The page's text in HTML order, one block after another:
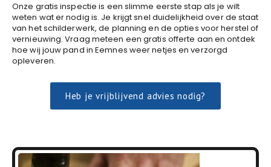
Onze gratis inspectie is een slimme eerste stap als je wilt
weten wat er nodig is. Je krijgt snel duidelijkheid over de staat
van het schilderwerk, de planning en de opties voor herstel of
vernieuwing. Vraag meteen een gratis offerte aan en ontdek
hoe wij jouw pand in Eemnes weer netjes en verzorgd
opleveren.
Heb je vrijblijvend advies nodig?